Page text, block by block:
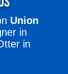
Union
in
in